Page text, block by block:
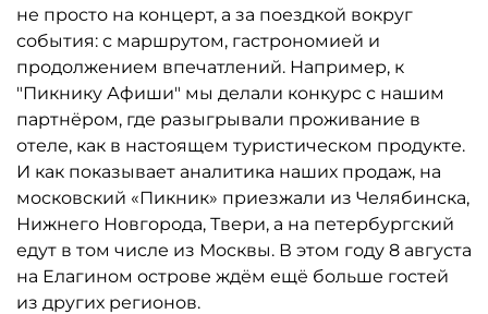
не просто на концерт, а за поездкой вокруг
события: с маршрутом, гастрономией и
продолжением впечатлений. Например, к
"Пикнику Афиши" мы делали конкурс с нашим
партнёром, где разыгрывали проживание в
отеле, как в настоящем туристическом продукте.
И как показывает аналитика наших продаж, на
московский «Пикник» приезжали из Челябинска,
Нижнего Новгорода, Твери, а на петербургский
едут в том числе из Москвы. В этом году 8 августа
на Елагином острове ждём ещё больше гостей
из других регионов.